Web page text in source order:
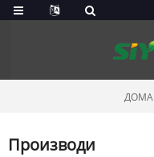
ДОМА
Производи